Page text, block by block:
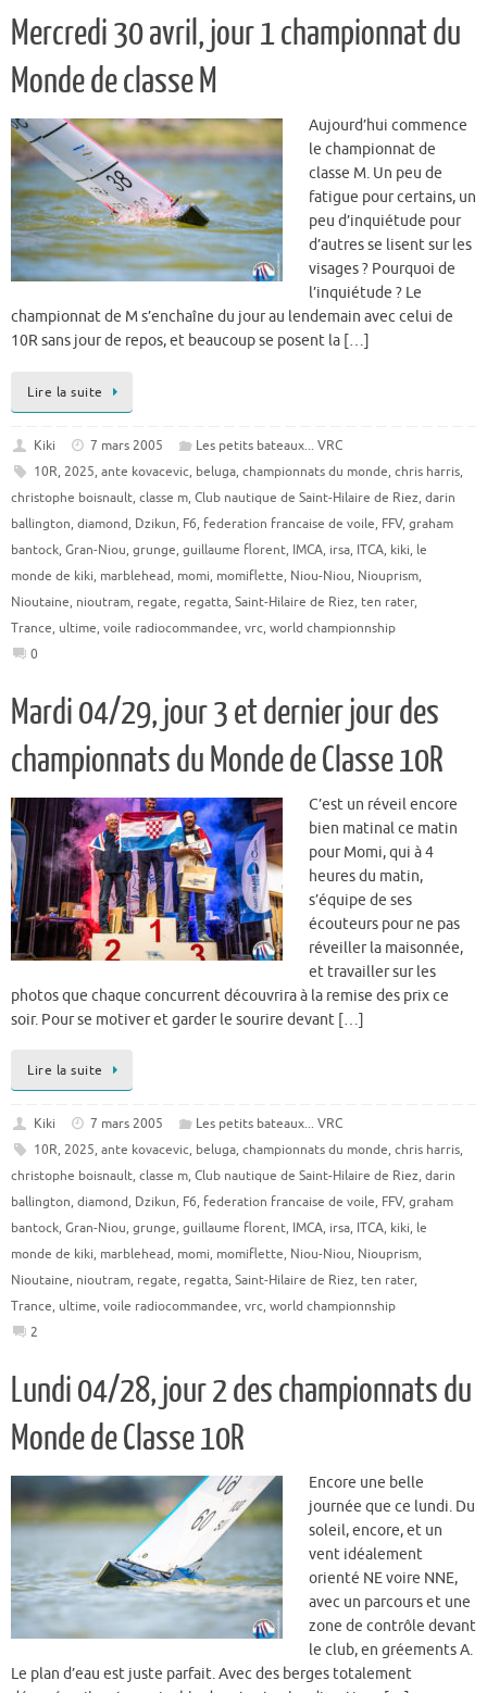
Mercredi 30 avril, jour 1 championnat du
Monde de classe M
Aujourd’hui commence
le championnat de
classe M. Un peu de
fatigue pour certains, un
peu d’inquiétude pour
d’autres se lisent sur les
visages ? Pourquoi de
l’inquiétude ? Le
championnat de M s’enchaîne du jour au lendemain avec celui de
10R sans jour de repos, et beaucoup se posent la […]
Lire la suite
Kiki 7 mars 2005
Les petits bateaux... VRC
10R, 2025, ante kovacevic, beluga, championnats du monde, chris harris,
christophe boisnault, classe m, Club nautique de Saint-Hilaire de Riez, darin
ballington, diamond, Dzikun, F6, federation francaise de voile, FFV, graham
bantock, Gran-Niou, grunge, guillaume florent, IMCA, irsa, ITCA, kiki, le
monde de kiki, marblehead, momi, momiflette, Niou-Niou, Niouprism,
Nioutaine, nioutram, regate, regatta, Saint-Hilaire de Riez, ten rater,
Trance, ultime, voile radiocommandee, vrc, world championnship
0
Mardi 04/29, jour 3 et dernier jour des
championnats du Monde de Classe 10R
C’est un réveil encore
bien matinal ce matin
pour Momi, qui à 4
heures du matin,
s’équipe de ses
écouteurs pour ne pas
réveiller la maisonnée,
et travailler sur les
photos que chaque concurrent découvrira à la remise des prix ce
soir. Pour se motiver et garder le sourire devant […]
Lire la suite
Kiki 7 mars 2005
Les petits bateaux... VRC
10R, 2025, ante kovacevic, beluga, championnats du monde, chris harris,
christophe boisnault, classe m, Club nautique de Saint-Hilaire de Riez, darin
ballington, diamond, Dzikun, F6, federation francaise de voile, FFV, graham
bantock, Gran-Niou, grunge, guillaume florent, IMCA, irsa, ITCA, kiki, le
monde de kiki, marblehead, momi, momiflette, Niou-Niou, Niouprism,
Nioutaine, nioutram, regate, regatta, Saint-Hilaire de Riez, ten rater,
Trance, ultime, voile radiocommandee, vrc, world championnship
2
Lundi 04/28, jour 2 des championnats du
Monde de Classe 10R
Encore une belle
journée que ce lundi. Du
soleil, encore, et un
vent idéalement
orienté NE voire NNE,
avec un parcours et une
zone de contrôle devant
le club, en gréements A.
Le plan d’eau est juste parfait. Avec des berges totalement